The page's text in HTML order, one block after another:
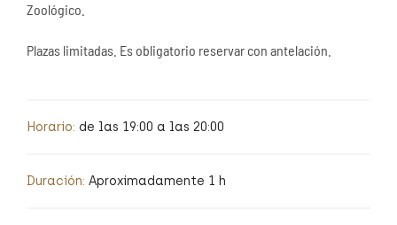
Zoológico.
Plazas limitadas. Es obligatorio reservar con antelación.
Horario: de las 19:00 a las 20:00
Duración: Aproximadamente 1 h